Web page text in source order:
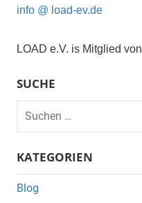
info @ load-ev.de
LOAD e.V. is Mitglied von
SUCHE
Suchen
nach:
KATEGORIEN
Blog